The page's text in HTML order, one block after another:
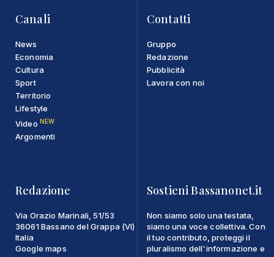
Canali
News
Economia
Cultura
Sport
Territorio
Lifestyle
Video NEW
Argomenti
Contatti
Gruppo
Redazione
Pubblicità
Lavora con noi
Redazione
Via Orazio Marinali, 51/53
36061 Bassano del Grappa (VI)
Italia
Google maps
Sostieni Bassanonet.it
Non siamo solo una testata,
siamo una voce collettiva. Con
il tuo contributo, proteggi il
pluralismo dell'informazione e